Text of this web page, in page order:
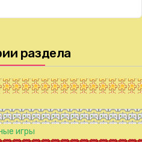
раздела
игры